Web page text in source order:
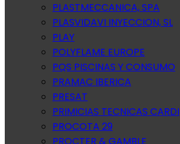
PLASTMECCANICA, SPA
PLASVIDAVI INYECCION, SL
PLAY
POLYFLAME EUROPE
PQS PISCINAS Y CONSUMO
PRAMAC IBERICA
PRESAT
PRIMICIAS TECNICAS CARDI
PROCOTA 29